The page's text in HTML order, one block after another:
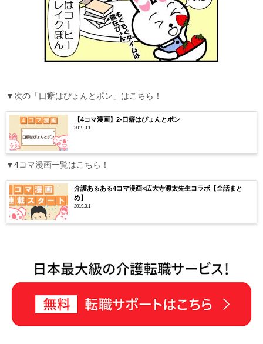
▼次の「口癖はぴょんとポン」はこちら！
【4コマ漫画】2-口癖はぴょんとポン
2019.3.1
▼4コマ漫画一覧はこちら！
介護あるある4コマ漫画×広大寺源太先生コラボ【全話まと
め】
2019.3.1